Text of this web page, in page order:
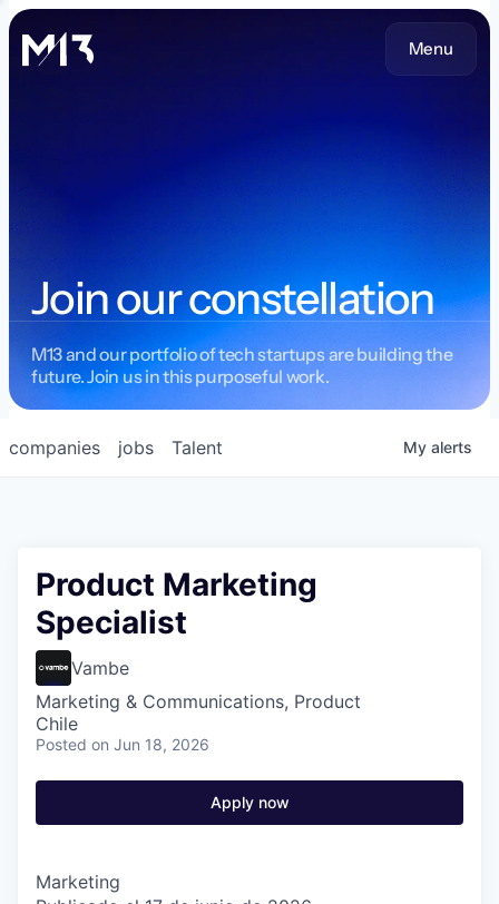
Menu
Join our constellation
M13 and our portfolio of tech startups are building the
future. Join us in this purposeful work.
jobs
companies Talent My alerts
Product Marketing
Specialist
Vambe
Marketing & Communications, Product
Chile
Posted on Jun 18, 2026
Apply now
Marketing